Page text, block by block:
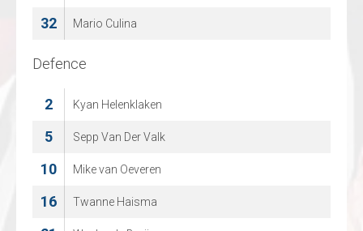
32 Mario Culina
Defence
2 Kyan Helenklaken
5 Sepp Van Der Valk
10 Mike van Oeveren
16 Twanne Haisma
71 Olli Taimi
Defence
2 CHAD PICCART
20 EMIEL GORIS
34 Yanco Lens
42 LOWIE CUYLAERTS